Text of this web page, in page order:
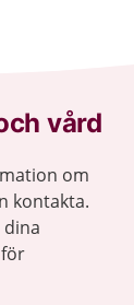
vård
om
kontakta.